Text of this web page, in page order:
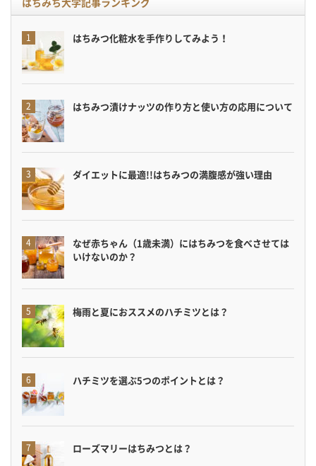
はちみつ化粧水を手作りしてみよう！
はちみつ漬けナッツの作り方と使い方の応用について
ダイエットに最適!!はちみつの満腹感が強い理由
なぜ赤ちゃん（1歳未満）にはちみつを食べさせては
いけないのか？
梅雨と夏におススメのハチミツとは？
ハチミツを選ぶ5つのポイントとは？
ローズマリーはちみつとは？